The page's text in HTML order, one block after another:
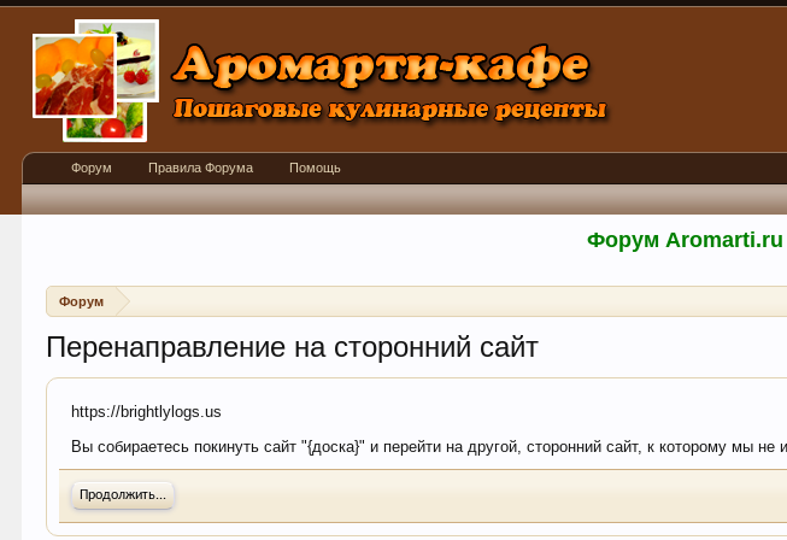
Форум Aromarti.ru
Форум
Перенаправление на сторонний сайт
https://brightlylogs.us
Вы собираетесь покинуть сайт "{доска}" и перейти на другой, сторонний сайт, к которому мы
Продолжить...
Форум Правила Форума Помощь